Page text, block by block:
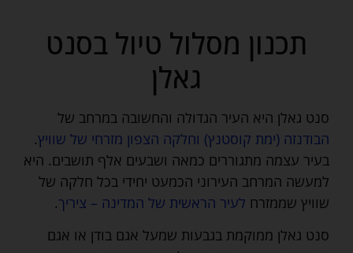
תכנון מסלול טיול בסנט
גאלן
סנט גאלן היא העיר הגדולה והחשובה במרחב של
הבודנזה (ימת קוסטנץ) וחלקה הצפון מזרחי של שוויץ.
בעיר עצמה מתגוררים כמאה ושבעים אלף תושבים. היא
למעשה המרחב העירוני הכמעט יחידי בכל חלקה של
שוויץ שממזרחלעיר הראשית של המדינה – ציריך.
סנט גאלן ממוקמת בגבעות שמעל אגם בודן או אגם